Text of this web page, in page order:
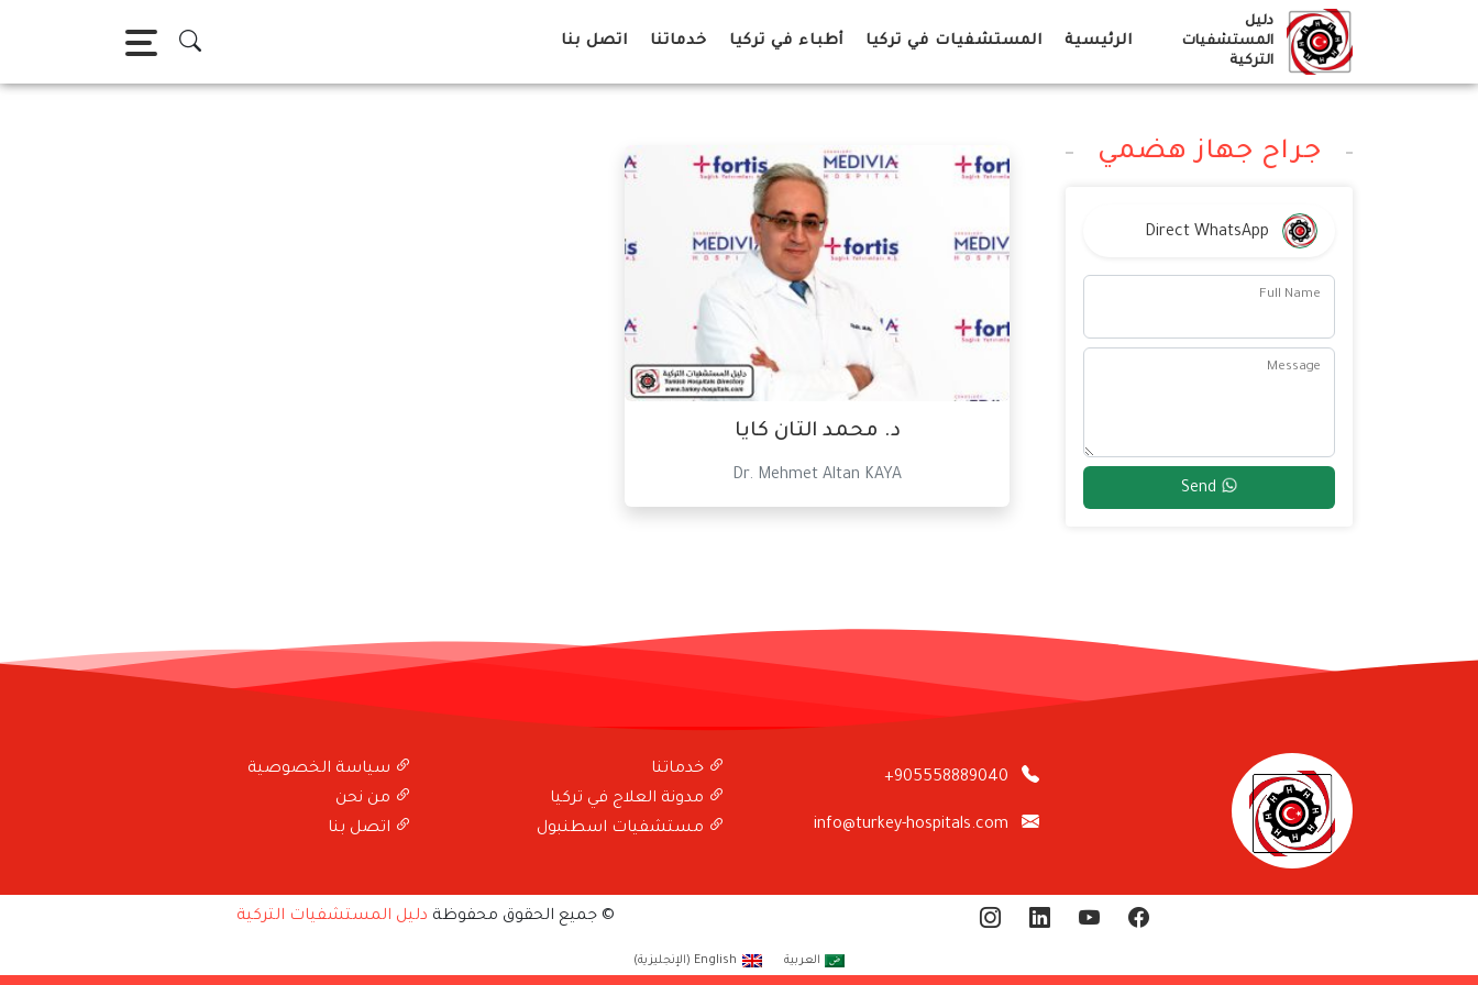
دليل
المستشفيات
التركية
الرئيسية المستشفيات في تركيا أطباء في تركيا خدماتنا اتصل بنا
جراح جهاز هضمي
Full Name
Message
د. محمد التان كايا
Dr. Mehmet Altan KAYA
+905558889040
info@turkey-hospitals.com
خدماتنا
مدونة العلاج في تركيا
مستشفيات اسطنبول
سياسة الخصوصية
من نحن
اتصل بنا
© جميع الحقوق محفوظة دليل المستشفيات التركية
العربية English
(الإنجليزية)